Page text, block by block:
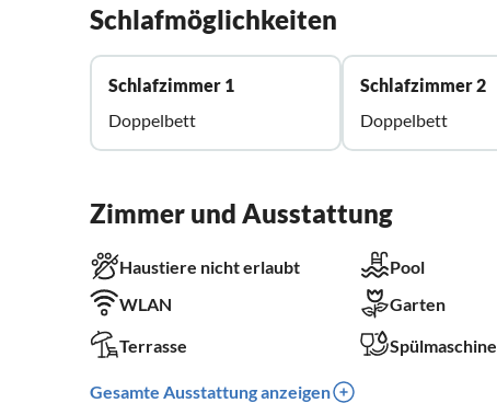
Schlafmöglichkeiten
Schlafzimmer 1
Doppelbett
Schlafzimmer 2
Doppelbett
Zimmer und Ausstattung
Haustiere nicht erlaubt Pool
WLAN
Garten
Terrasse
Spülmaschine
Gesamte Ausstattung anzeigen